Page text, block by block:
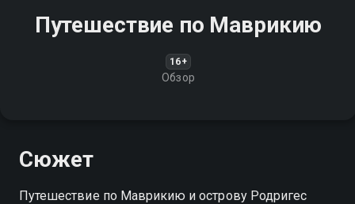
Путешествие по Маврикию
16+
Обзор
Сюжет
Путешествие по Маврикию и острову Родригес